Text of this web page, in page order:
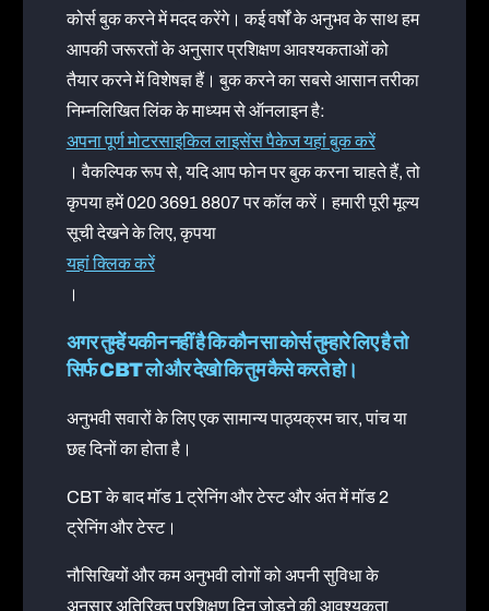
कोर्स बुक करने में मदद करेंगे। कई वर्षों के अनुभव के साथ हम
आपकी जरूरतों के अनुसार प्रशिक्षण आवश्यकताओं को
तैयार करने में विशेषज्ञ हैं। बुक करने का सबसे आसान तरीका
निम्नलिखित लिंक के माध्यम से ऑनलाइन है:
अपना पूर्ण मोटरसाइकिल लाइसेंस पैकेज यहां बुक करें
। वैकल्पिक रूप से, यदि आप फोन पर बुक करना चाहते हैं, तो
कृपया हमें 020 3691 8807 पर कॉल करें। हमारी पूरी मूल्य
सूची देखने के लिए, कृपया
यहां क्लिक करें
।
अगर तुम्हें यकीन नहीं है कि कौन सा कोर्स तुम्हारे लिए है तो
सिर्फ CBT लो और देखो कि तुम कैसे करते हो।
अनुभवी सवारों के लिए एक सामान्य पाठ्यक्रम चार, पांच या
छह दिनों का होता है।
CBT के बाद मॉड 1 ट्रेनिंग और टेस्ट और अंत में मॉड 2
ट्रेनिंग और टेस्ट।
नौसिखियों और कम अनुभवी लोगों को अपनी सुविधा के
अनुसार अतिरिक्त प्रशिक्षण दिन जोड़ने की आवश्यकता